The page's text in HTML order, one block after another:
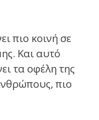
πιο κοινή σε
Και αυτό
τα οφέλη της
πιο